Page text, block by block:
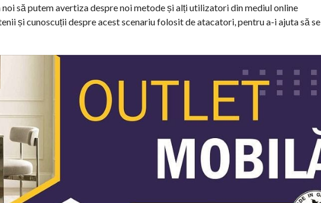
să putem avertiza despre noi metode și alți utilizatori din mediul online
și cunoscuții despre acest scenariu folosit de atacatori, pentru a-i ajuta să se